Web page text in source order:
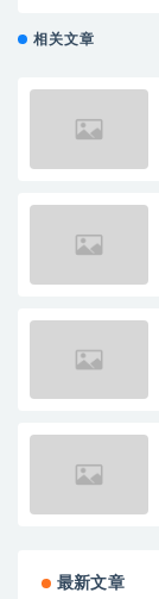
相关文章
最新文章